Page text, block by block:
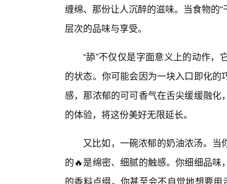
缠绵、那份让人沉醉的滋味。当食物的
层次的品味与享受。
“舔”不仅仅是字面意义上的动作
的状态。你可能会因为一块入口即化
感，那浓郁的可可香气在舌尖缓缓融
的体验，将这份美好无限延长。
又比如，一碗浓郁的奶油浓汤。
的🔥是绵密、细腻的触感。你细细品
的香料点缀。你甚至会不自觉地想要